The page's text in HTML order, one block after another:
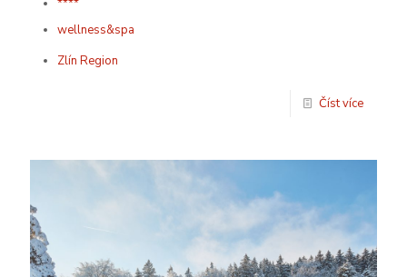
****
wellness&spa
Zlín Region
Číst více